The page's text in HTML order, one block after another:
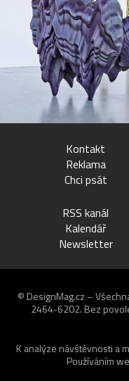
Kontakt
Reklama
Chci psát
RSS kanál
Kalendář
Newsletter
© DesignMag.cz –
2464-6202. Bez
K analýze návštěvnosti a
Používáním